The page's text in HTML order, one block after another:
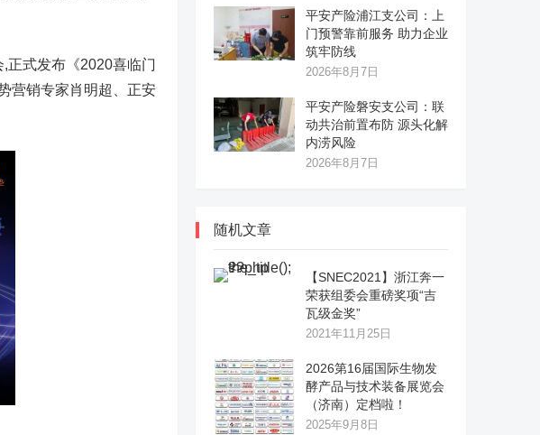
式发布《2020喜临门
营销专家肖明超、正安
平安产险浦江支公司：上
门预警靠前服务 助力企业
筑牢防线
2026年8月7日
平安产险磐安支公司：联
动共治前置布防 源头化解
内涝风险
2026年8月7日
随机文章
【SNEC2021】浙江奔一
荣获组委会重磅奖项“吉
瓦级金奖”
2021年11月25日
2026第16届国际生物发
酵产品与技术装备展览会
（济南）定档啦！
2025年9月8日